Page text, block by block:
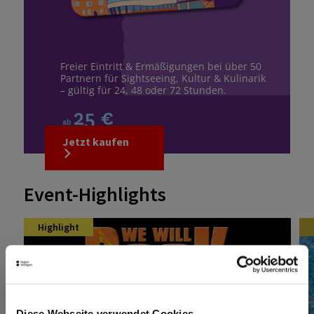
Freier Eintritt & Ermäßigungen bei über 50
Partnern für Sightseeing, Kultur & Kulinarik
– gültig für 24, 48 oder 72 Stunden.
ab 25 €
Jetzt kaufen
Event-Highlights
Highlight